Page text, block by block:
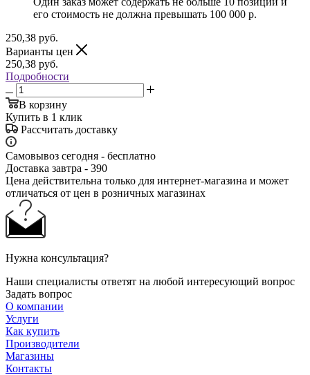
его стоимость не должна превышать 100 000 р.
250,38 руб.
Варианты цен
250,38 руб.
Подробности
В корзину
Купить в 1 клик
Рассчитать доставку
Самовывоз сегодня - бесплатно
Доставка завтра - 390
Цена действительна только для интернет-магазина и может
отличаться от цен в розничных магазинах
Нужна консультация?
Наши специалисты ответят на любой интересующий вопрос
Задать вопрос
О компании
Услуги
Как купить
Производители
Магазины
Контакты